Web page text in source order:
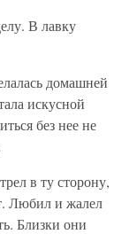
В лавку
домашней
искусной
без нее не
в ту сторону,
Любил и жалел
Близки они